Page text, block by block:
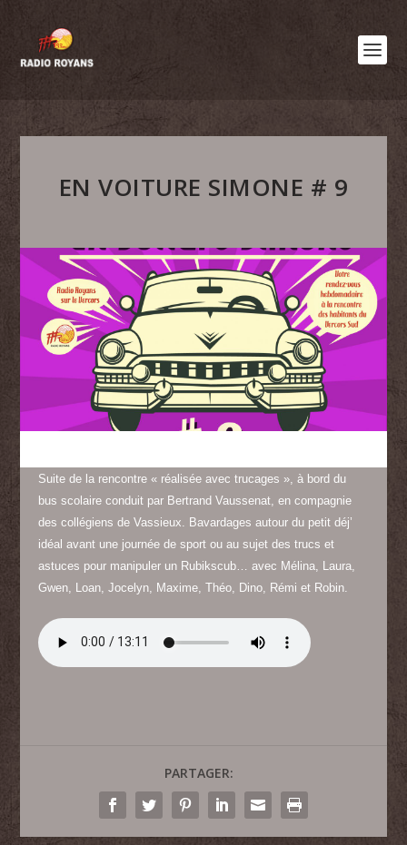
EN VOITURE SIMONE # 9
Suite de la rencontre « réalisée avec trucages », à bord du
bus scolaire conduit par Bertrand Vaussenat, en compagnie
des collégiens de Vassieux. Bavardages autour du petit déj’
idéal avant une journée de sport ou au sujet des trucs et
astuces pour manipuler un Rubikscub… avec Mélina, Laura,
Gwen, Loan, Jocelyn, Maxime, Théo, Dino, Rémi et Robin.
PARTAGER: